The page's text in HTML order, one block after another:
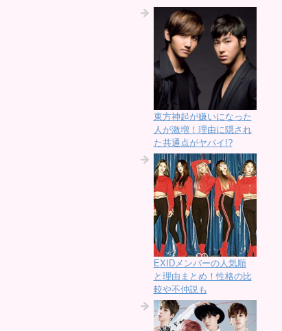
東方神起が嫌いになった
人が激増！理由に隠され
た共通点がヤバイ!?
EXIDメンバーの人気順
と理由まとめ！性格の比
較や不仲説も